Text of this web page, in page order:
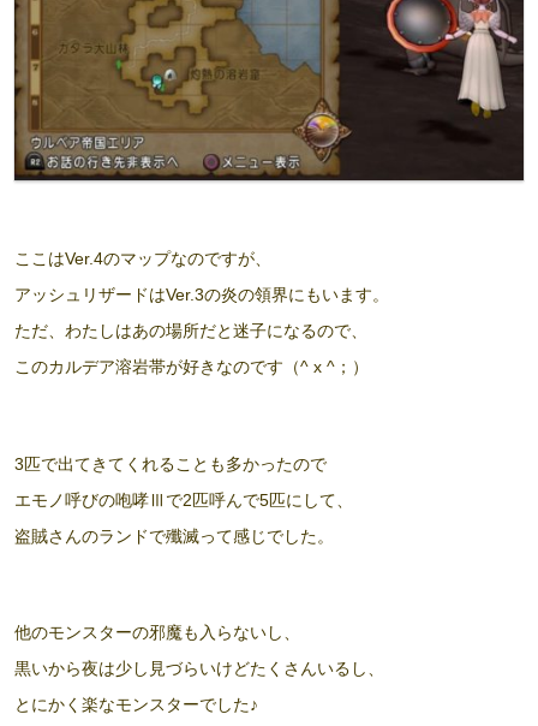
ここはVer.4のマップなのですが、
アッシュリザードはVer.3の炎の領界にもいます。
ただ、わたしはあの場所だと迷子になるので、
このカルデア溶岩帯が好きなのです（^ x ^；）
3匹で出てきてくれることも多かったので
エモノ呼びの咆哮Ⅲで2匹呼んで5匹にして、
盗賊さんのランドで殲滅って感じでした。
他のモンスターの邪魔も入らないし、
黒いから夜は少し見づらいけどたくさんいるし、
とにかく楽なモンスターでした♪